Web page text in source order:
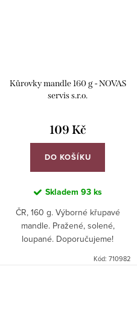
Kůrovky mandle 160 g - NOVAS
servis s.r.o.
109 Kč
DO KOŠÍKU
Skladem 93 ks
ČR, 160 g. Výborné křupavé
mandle. Pražené, solené,
loupané. Doporučujeme!
Kód: 710982